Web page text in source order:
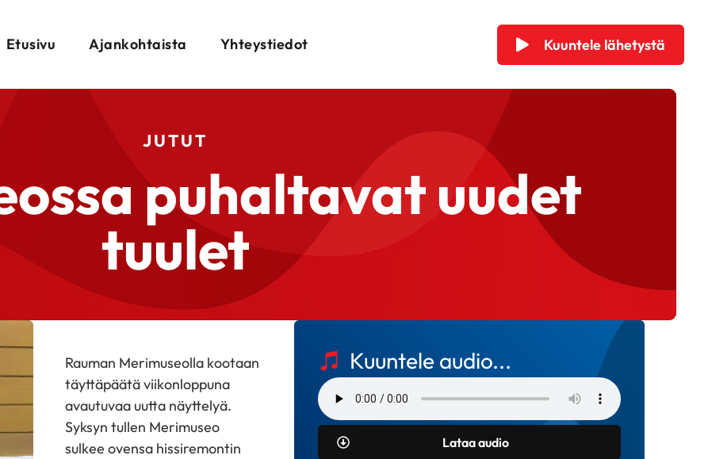
Etusivu Ajankohtaista Yhteystiedot Kuuntele lähetystä
JUTUT
puhaltavat uudet
tuulet
Rauman Merimuseolla kootaan
täyttäpäätä viikonloppuna
avautuvaa uutta näyttelyä.
Syksyn tullen Merimuseo
sulkee ovensa hissiremontin
Kuuntele audio...
Lataa audio